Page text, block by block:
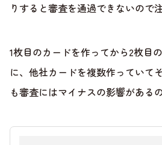
りすると審査を通過できないので
1枚目のカードを作ってから2枚目
に、他社カードを複数作っていて
も審査にはマイナスの影響がある